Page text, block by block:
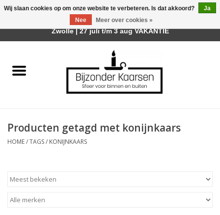
Räder Design Stories
Geurkaarsen
Producten getagd met konijnkaars
HOME/TAGS/ KONIJNKAARS
Wij slaan cookies op om onze website te verbeteren. Is dat akkoord?
Ja
Nee
Meer over cookies »
Afhalen is mogelijk bij mijn winkel Trotz | Belvederelaan 107
Zwolle | 27 juli t/m 3 aug VAKANTIE